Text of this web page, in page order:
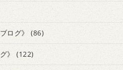
ログ》 (86)
》 (122)